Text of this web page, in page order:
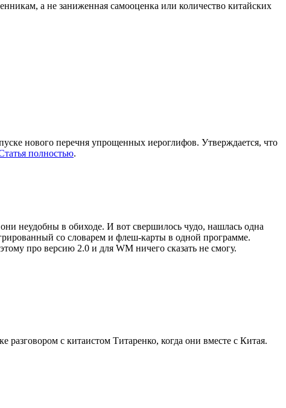
а не заниженная самооценка или количество китайских
нового перечня упрощенных иероглифов. Утверждается, что
полностью.
неудобны в обиходе. И вот свершилось чудо, нашлась одна
со словарем и флеш-карты в одной программе.
про версию 2.0 и для WM ничего сказать не смогу.
с китаистом Титаренко, когда они вместе с Китая.